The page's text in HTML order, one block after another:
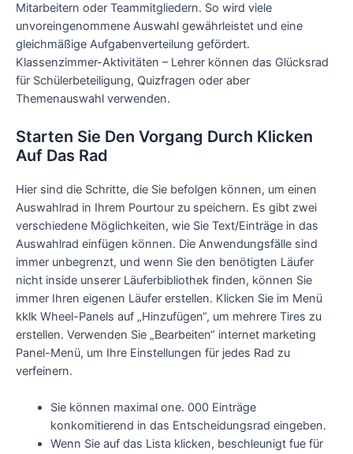
Mitarbeitern oder Teammitgliedern. So wird viele
unvoreingenommene Auswahl gewährleistet und eine
gleichmäßige Aufgabenverteilung gefördert.
Klassenzimmer-Aktivitäten – Lehrer können das Glücksrad
für Schülerbeteiligung, Quizfragen oder aber
Themenauswahl verwenden.
Starten Sie Den Vorgang Durch Klicken
Auf Das Rad
Hier sind die Schritte, die Sie befolgen können, um einen
Auswahlrad in Ihrem Pourtour zu speichern. Es gibt zwei
verschiedene Möglichkeiten, wie Sie Text/Einträge in das
Auswahlrad einfügen können. Die Anwendungsfälle sind
immer unbegrenzt, und wenn Sie den benötigten Läufer
nicht inside unserer Läuferbibliothek finden, können Sie
immer Ihren eigenen Läufer erstellen. Klicken Sie im Menü
kklk Wheel-Panels auf „Hinzufügen“, um mehrere Tires zu
erstellen. Verwenden Sie „Bearbeiten“ internet marketing
Panel-Menü, um Ihre Einstellungen für jedes Rad zu
verfeinern.
Sie können maximal one. 000 Einträge
konkomitierend in das Entscheidungsrad eingeben.
Wenn Sie auf das Lista klicken, beschleunigt fue für